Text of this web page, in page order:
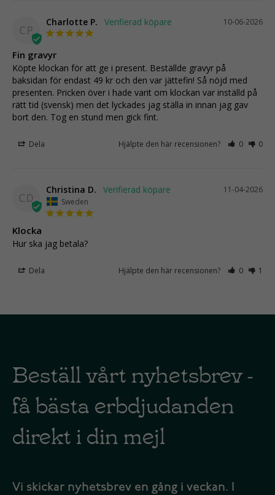
CP
10-06-2026
Charlotte P.
Fin gravyr
Köpte klockan för att ge i present. Beställde gravyr på
baksidan för endast 49 kr och den var jättefin! Så nöjd med
presenten. Pricken över i hade varit om klockan var inställd på
rätt tid (svensk) men det lyckades jag ställa in innan jag gav
bort den. Tog en stund men gick fint.
Dela Hjälpte den här recensionen? 0 0
CD
11-04-2026
Christina D.
Sweden
Klocka
Hur ska jag betala?
Dela Hjälpte den här recensionen? 0 1
Beställ vårt nyhetsbrev -
få bästa erbdjudanden
direkt i din mejl
Vi skickar nyhetsbrev en gång i veckan. I